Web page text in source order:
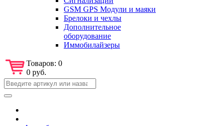
GSM GPS Модули и маяки
Брелоки и чехлы
Дополнительное
оборудование
Иммобилайзеры
Товаров: 0
0 руб.